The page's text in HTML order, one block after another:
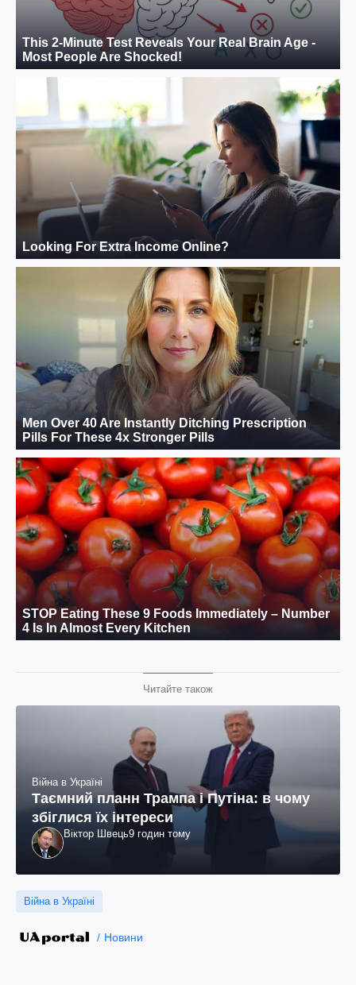
Читайте також
Війна в Україні
Таємний планн Трампа і Путіна: в чому
збіглися їх інтереси
Віктор Швець9 годин тому
Війна в Україні
Новини